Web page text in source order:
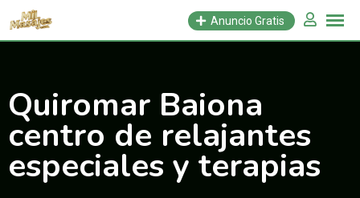
Saltar
Anuncio Gratis
Quiromar Baiona
centro de relajantes
especiales y terapias